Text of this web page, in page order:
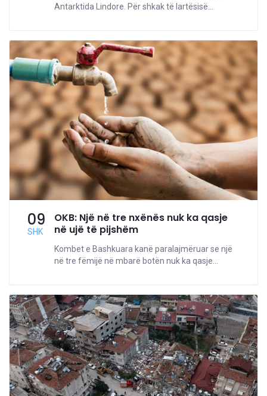
Antarktida Lindore. Për shkak të lartësisë...
09
SHK
OKB: Një në tre nxënës nuk ka qasje
në ujë të pijshëm
Kombet e Bashkuara kanë paralajmëruar se një
në tre fëmijë në mbarë botën nuk ka qasje...